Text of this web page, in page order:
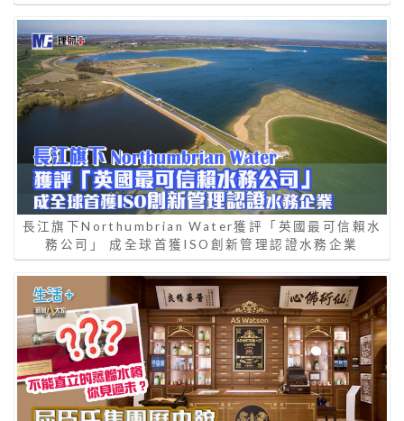
長江旗下Northumbrian Water獲評「英國最可信賴水
務公司」 成全球首獲ISO創新管理認證水務企業